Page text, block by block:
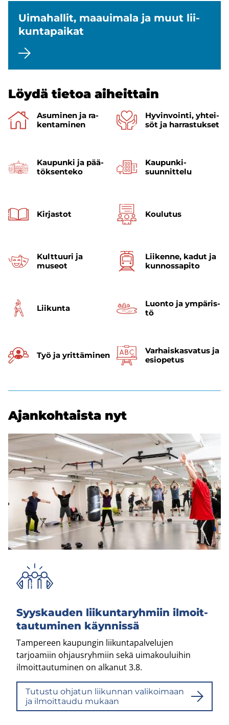
Ui­ma­hal­lit, maa­ui­ma­la ja muut lii­
kun­ta­pai­kat
Löydä tie­toa ai­heit­tain
Asu­mi­nen ja ra­
ken­ta­mi­nen
Hy­vin­voin­ti, yh­tei­
söt ja har­ras­tuk­set
Kau­pun­ki ja pää­
tök­sen­te­ko
Kaupunki­
suunnittelu
Kir­jas­tot Kou­lu­tus
Kult­tuu­ri ja
museot
Lii­ken­ne, kadut ja
kun­nos­sa­pi­to
Lii­kun­ta
Luon­to ja ym­pä­ris­
tö
Työ ja yrit­tä­mi­nen
Varhais­kasvatus ja
esi­opetus
Ajan­koh­tais­ta nyt
Syys­kau­den lii­kun­ta­ryh­miin il­moit­
tau­tu­mi­nen käyn­nis­sä
Tampereen kaupungin liikuntapalvelujen
tarjoamiin ohjausryhmiin sekä uimakouluihin
ilmoittautuminen on alkanut 3.8.
Tu­tus­tu oh­ja­tun lii­kun­nan va­li­koi­maan
ja il­moit­tau­du mu­kaan